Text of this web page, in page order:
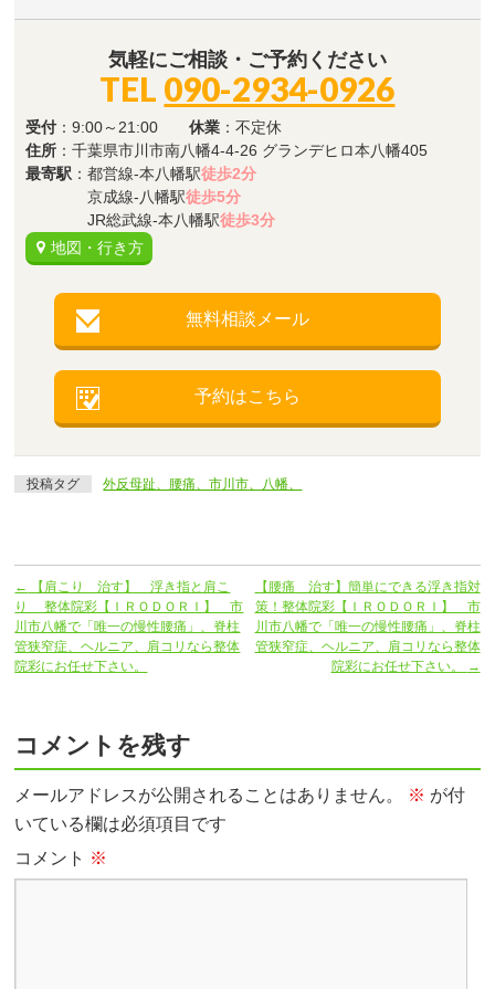
気軽にご相談・ご予約ください
TEL 090-2934-0926
受付 ：9:00～21:00休業 ：不定休
住所 ：千葉県市川市南八幡4-4-26 グランデヒロ本八幡405
最寄駅 ：都営線-本八幡駅徒歩2分
京成線-八幡駅徒歩5分
JR総武線-本八幡駅徒歩3分
地図・行き方
無料相談メール
予約はこちら
投稿タグ 外反母趾、腰痛、市川市、八幡、
←
【肩こり 治す】 浮き指と肩こ
り 整体院彩【ＩＲＯＤＯＲＩ】 市
川市八幡で「唯一の慢性腰痛」、脊柱
管狭窄症、ヘルニア、肩コリなら整体
院彩にお任せ下さい。
【腰痛 治す】簡単にできる浮き指対
策！整体院彩【ＩＲＯＤＯＲＩ】 市
川市八幡で「唯一の慢性腰痛」、脊柱
管狭窄症、ヘルニア、肩コリなら整体
院彩にお任せ下さい。
→
コメントを残す
メールアドレスが公開されることはありません。 ※ が付
いている欄は必須項目です
コメント ※